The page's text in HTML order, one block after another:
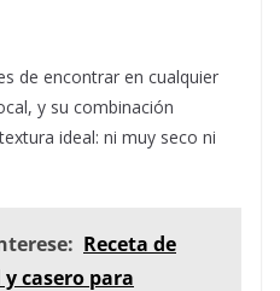
de encontrar en cualquier
y su combinación
ideal: ni muy seco ni
Receta de
casero para